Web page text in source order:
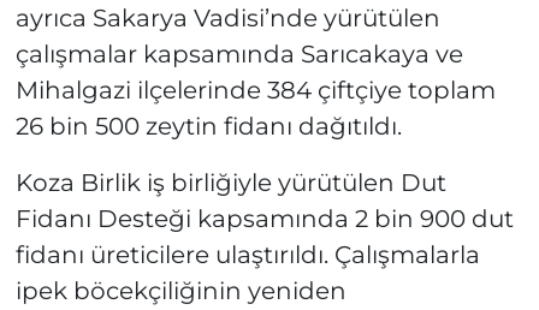
ayrıca Sakarya Vadisi’nde yürütülen
çalışmalar kapsamında Sarıcakaya ve
Mihalgazi ilçelerinde 384 çiftçiye toplam
26 bin 500 zeytin fidanı dağıtıldı.
Koza Birlik iş birliğiyle yürütülen Dut
Fidanı Desteği kapsamında 2 bin 900 dut
fidanı üreticilere ulaştırıldı. Çalışmalarla
ipek böcekçiliğinin yeniden